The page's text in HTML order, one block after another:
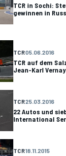
TCR in Sochi:
gewinnen in
TCR05.06.2016
TCR auf dem
Jean-Karl
TCR25.03.2016
22 Autos und
International
TCR18.11.2015